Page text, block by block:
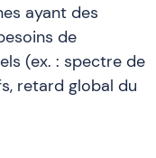
ayant des
de
(ex. : spectre de
retard global du